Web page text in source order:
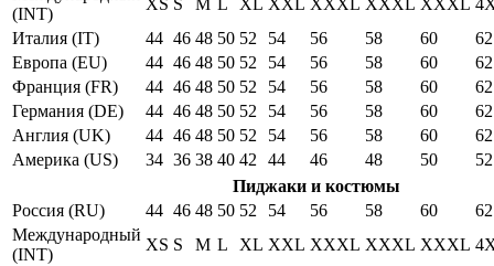
(INT)
XS S M L XL XXL XXXL XXXL XXXL
Италия (IT)
44 46 48 50 52 54 56 58 60
62
Европа (EU)
44 46 48 50 52 54 56 58 60
62
Франция (FR)
44 46 48 50 52 54 56 58 60
62
Германия (DE)
44 46 48 50 52 54 56 58 60
62
Англия (UK)
44 46 48 50 52 54 56 58 60
62
Америка (US)
34 36 38 40 42 44 46 48 50
52
Пиджаки и костюмы
Россия (RU)
44 46 48 50 52 54 56 58 60
62
Международный
(INT)
XS S M L XL XXL XXXL XXXL XXXL